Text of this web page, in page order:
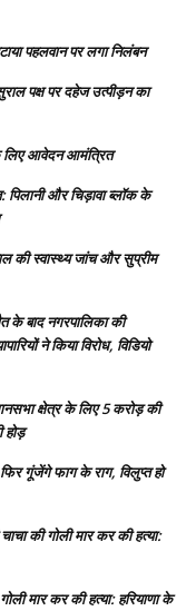
पहलवान पर लगा निलंबन
पक्ष पर दहेज उत्पीड़न का
लिए आवेदन आमंत्रित
पिलानी और चिड़ावा ब्लॉक के
की स्वास्थ्य जांच और सुप्रीम
के बाद नगरपालिका की
ने किया विरोध, विडियो
क्षेत्र के लिए 5 करोड़ की
फिर गूंजेंगे फाग के राग, विलुप्त हो
की गोली मार कर की हत्या:
मार कर की हत्या: हरियाणा के